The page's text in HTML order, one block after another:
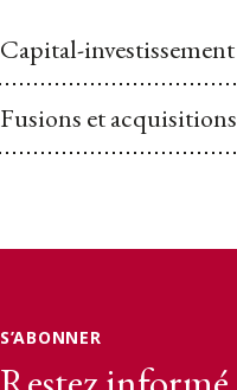
Capital-investissement
Fusions et acquisitions
S’ABONNER